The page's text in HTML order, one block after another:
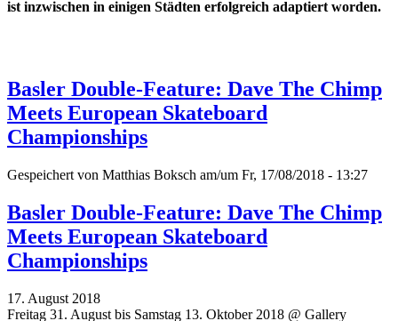
ist inzwischen in einigen Städten erfolgreich adaptiert worden.
Basler Double-Feature: Dave The Chimp
Meets European Skateboard
Championships
Gespeichert von Matthias Boksch am/um Fr, 17/08/2018 - 13:27
Basler Double-Feature: Dave The Chimp
Meets European Skateboard
Championships
17. August 2018
Freitag 31. August bis Samstag 13. Oktober 2018 @ Gallery